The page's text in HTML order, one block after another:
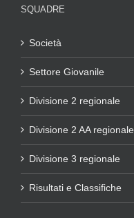
SQUADRE
Società
Settore Giovanile
Divisione 2 regionale
Divisione 2 AA regionale
Divisione 3 regionale
Risultati e Classifiche